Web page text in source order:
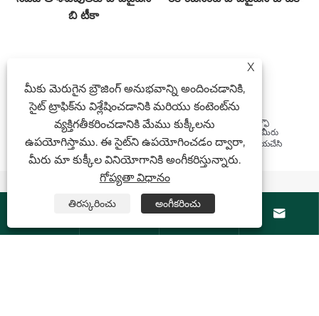
బి టీకా
« 1 2 »
చైనాలో నమ్మకమైన రీకాంబినెంట్ హెపటైటిస్ బి వ్యాక్సిన్ హన్సెనులా పాలిమార్ఫా
తయారీదారు మరియు సరఫరాదారుగా, మేము మా ఫ్యాక్టరీని కలిగి ఉన్నాము. మీరు
నాణ్యమైన మరియు అధునాతన ఉత్పత్తులను కొనుగోలు చేయాలనుకుంటే, దయచేసి
మమ్మల్ని సంప్రదించండి.
వార్తల సిఫార్సులు
 
X
మీకు మెరుగైన బ్రౌజింగ్ అనుభవాన్ని అందించడానికి,
సైట్ ట్రాఫిక్‌ను విశ్లేషించడానికి మరియు కంటెంట్‌ను
వ్యక్తిగతీకరించడానికి మేము కుక్కీలను
ఉపయోగిస్తాము. ఈ సైట్‌ని ఉపయోగించడం ద్వారా,
మీరు మా కుక్కీల వినియోగానికి అంగీకరిస్తున్నారు.
గోప్యతా విధానం
తిరస్కరించు అంగీకరించు